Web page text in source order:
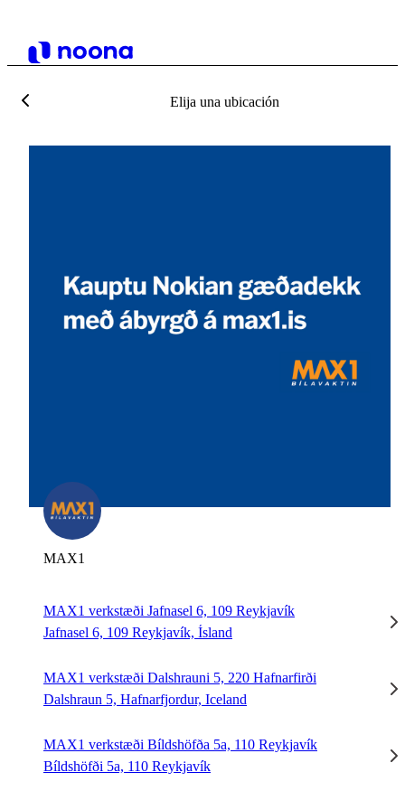
Elija una ubicación
MAX1
MAX1 verkstæði Jafnasel 6, 109 Reykjavík
Jafnasel 6, 109 Reykjavík, Ísland
MAX1 verkstæði Dalshrauni 5, 220 Hafnarfirði
Dalshraun 5, Hafnarfjordur, Iceland
MAX1 verkstæði Bíldshöfða 5a, 110 Reykjavík
Bíldshöfði 5a, 110 Reykjavík